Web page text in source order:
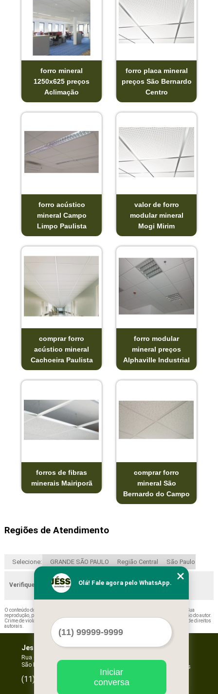
forro mineral
1250x625 preços
Aclimação
forro placa mineral
preços São Bernardo
Centro
forro acústico
mineral Campo
Limpo Paulista
valor de forro
modular mineral
Mogi Mirim
comprar forro
acústico mineral
Cachoeira Paulista
forro modular
mineral preços
Alphaville Industrial
forros de fibras
minerais Mairiporã
comprar forro
mineral São
Bernardo do Campo
Regiões de Atendimento
Selecione: GRANDE SÃO PAULO Região Central São Paulo
Verifique as regiões que atendemos
O conteúdo do texto "
" é de direito reservado. Sua
reprodução, parcial ou total, mesmo citando nossos links, é proibida sem a autorização do autor.
Crime de violação de direito autoral – artigo 184 do Código Penal –
Lei 9610/98 - Lei de direitos
autorais
Jessica Forros e Divisórias
Rua Oscar Horta, 269 - Mooca
São Paulo - SP - CEP: 03105-110
(11)
Serviços
Olá! Fale agora pelo WhatsApp.
Iniciar
conversa